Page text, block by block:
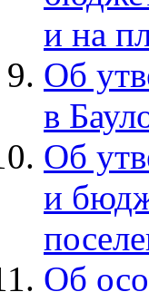
и на
Об
в
Об
и
Об